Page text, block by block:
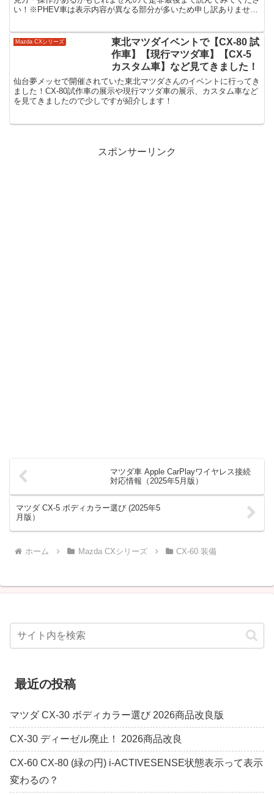
い！※PHEV車は表示内容が異なる部分が多いため申し訳ありません
Mazda CXシリーズ
東北マツダイベントで【CX-80 試
作車】【現行マツダ車】【CX-5
カスタム車】など見てきました！
仙台夢メッセで開催されていた東北マツダさんのイベントに行ってき
ました！CX-80試作車の展示や現行マツダ車の展示、カスタム車など
を見てきましたので少しですが紹介します！
スポンサーリンク
マツダ車 Apple CarPlayワイヤレス接続
対応情報（2025年5月版）
マツダ CX-5 ボディカラー選び (2025年5
月版）
ホーム Mazda CXシリーズ CX-60 装備
最近の投稿
マツダ CX-30 ボディカラー選び 2026商品改良版
CX-30 ディーゼル廃止！ 2026商品改良
CX-60 CX-80 (緑の円) i-ACTIVESENSE状態表示って表示
変わるの？